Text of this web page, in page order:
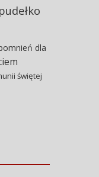
pudełko
dla
świętej